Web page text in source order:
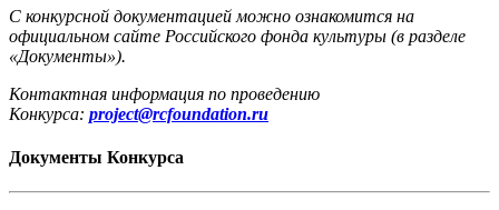
С конкурсной документацией можно ознакомится на
официальном сайте Российского фонда культуры (в разделе
«Документы»).
Контактная информация по проведению
Конкурса: project@rcfoundation.ru
Документы Конкурса